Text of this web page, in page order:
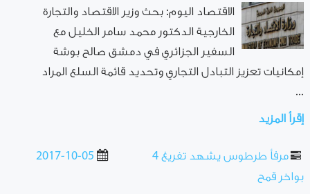
الاقتصاد اليوم: بحث وزير الاقتصاد والتجارة
الخارجية الدكتور محمد سامر الخليل مع
السفير الجزائري في دمشق صالح بوشة
إمكانيات تعزيز التبادل التجاري وتحديد قائمة السلع المراد
...
إقرأ المزيد
2017-10-05
مرفأ طرطوس يشهد تفريغ 4
بواخر قمح